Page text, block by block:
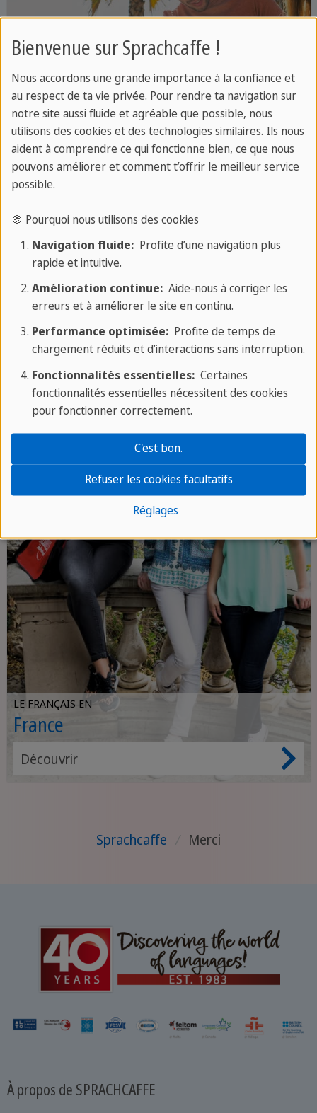
L'ESPAGNOL EN
Espagne
LE FRANÇAIS EN
France
Découvrir
Sprachcaffe / Merci
À propos de SPRACHCAFFE
Bienvenue sur Sprachcaffe !
Nous accordons une grande importance à la confiance et
au respect de ta vie privée. Pour rendre ta navigation sur
notre site aussi fluide et agréable que possible, nous
utilisons des cookies et des technologies similaires. Ils nous
aident à comprendre ce qui fonctionne bien, ce que nous
pouvons améliorer et comment t’offrir le meilleur service
possible.
🍪 Pourquoi nous utilisons des cookies
Navigation fluide:Profite d’une navigation plus
rapide et intuitive.
Amélioration continue:Aide-nous à corriger les
erreurs et à améliorer le site en continu.
Performance optimisée:Profite de temps de
chargement réduits et d’interactions sans interruption.
Fonctionnalités essentielles:Certaines
fonctionnalités essentielles nécessitent des cookies
pour fonctionner correctement.
Réglages
Refuser les cookies facultatifs
C'est bon.